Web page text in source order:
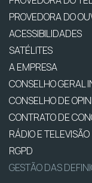
PROVEDORA DO
ACESSIBILIDADES
SATÉLITES
A EMPRESA
CONSELHO GERAL
CONSELHO DE
CONTRATO DE
RÁDIO E TELEVISÃO
RGPD
GESTÃO DAS